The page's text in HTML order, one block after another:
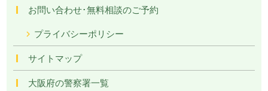
お問い合わせ･無料相談のご予約
プライバシーポリシー
サイトマップ
大阪府の警察署一覧